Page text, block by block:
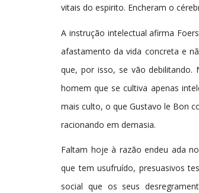
vitais do espirito. Encheram o
A instrução intelectual afirma
afastamento da vida concreta e
que, por isso, se vão
homem que se cultiva apenas
mais culto, o que Gustavo le Bon
racionando em demasia.
Faltam hoje à razão endeu ada
que tem usufruído, presuasivos
social que os seus